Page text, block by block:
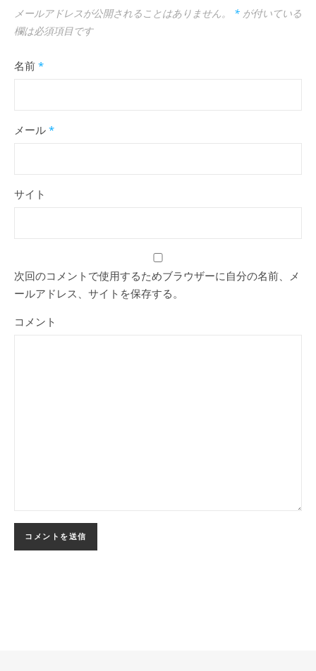
メールアドレスが公開されることはありません。 * が付いている
欄は必須項目です
名前 *
メール *
サイト
次回のコメントで使用するためブラウザーに自分の名前、メ
ールアドレス、サイトを保存する。
コメント